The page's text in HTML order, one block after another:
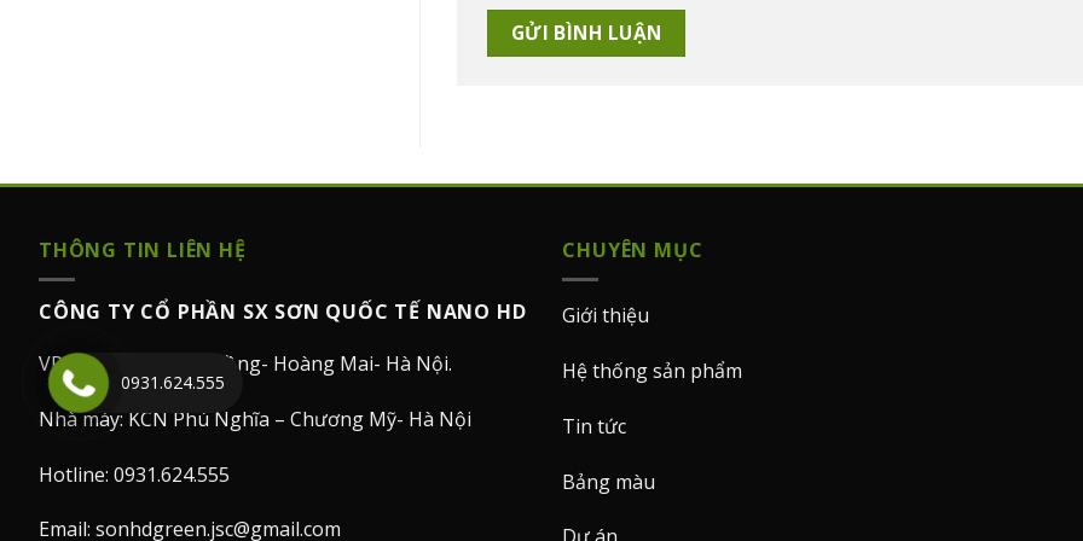
THÔNG TIN LIÊN HỆ
CÔNG TY CỔ PHẦN SX SƠN QUỐC TẾ NANO HD
VPGD: Số 9/19 Kim Đồng- Hoàng Mai- Hà Nội.
Nhà máy: KCN Phú Nghĩa – Chương Mỹ- Hà Nội
Hotline: 0931.624.555
Email: sonhdgreen.jsc@gmail.com
CHUYÊN MỤC
Giới thiệu
Hệ thống sản phẩm
Tin tức
Bảng màu
0931.624.555